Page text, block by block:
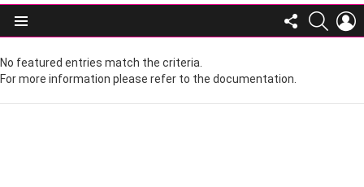
Меню
FOLLOW
US
No featured entries match the criteria.
For more information please refer to the documentation.